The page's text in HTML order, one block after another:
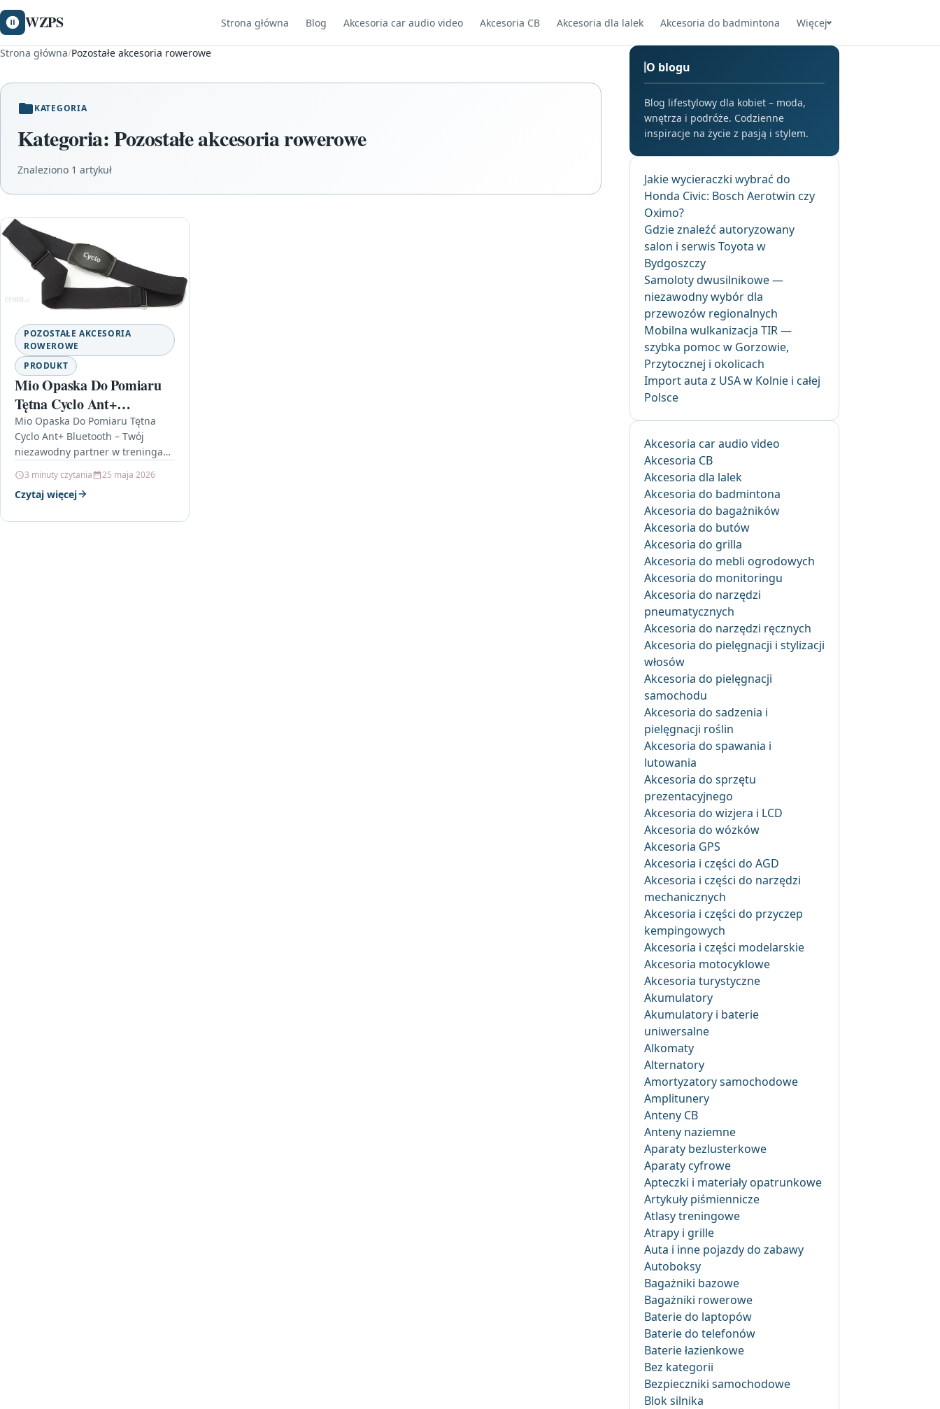
WZPS Strona główna Blog Akcesoria car audio video Akcesoria CB Akcesoria dla lalek Akcesoria do badmintona Więcej
Strona główna/Pozostałe akcesoria rowerowe
KATEGORIA
Kategoria:Pozostałe akcesoria rowerowe
Znaleziono 1 artykuł
POZOSTAŁE AKCESORIA
ROWEROWE
PRODUKT
Mio Opaska Do Pomiaru
Tętna Cyclo Ant+
Bluetooth
Mio Opaska Do Pomiaru Tętna
Cyclo Ant+ Bluetooth – Twój
niezawodny partner w treningach
skuteczniejsze monitorowanie
swoich postępów w treningach,…
3 minuty czytania 25 maja 2026
Czytaj więcej
O blogu
Blog lifestylowy dla kobiet – moda,
wnętrza i podróże. Codzienne
inspiracje na życie z pasją i stylem.
Jakie wycieraczki wybrać do
Honda Civic: Bosch Aerotwin czy
Oximo?
Gdzie znaleźć autoryzowany
salon i serwis Toyota w
Bydgoszczy
Samoloty dwusilnikowe —
niezawodny wybór dla
przewozów regionalnych
Mobilna wulkanizacja TIR —
szybka pomoc w Gorzowie,
Przytocznej i okolicach
Import auta z USA w Kolnie i całej
Polsce
Akcesoria car audio video
Akcesoria CB
Akcesoria dla lalek
Akcesoria do badmintona
Akcesoria do bagażników
Akcesoria do butów
Akcesoria do grilla
Akcesoria do mebli ogrodowych
Akcesoria do monitoringu
Akcesoria do narzędzi
pneumatycznych
Akcesoria do narzędzi ręcznych
Akcesoria do pielęgnacji i stylizacji
włosów
Akcesoria do pielęgnacji
samochodu
Akcesoria do sadzenia i
pielęgnacji roślin
Akcesoria do spawania i
lutowania
Akcesoria do sprzętu
prezentacyjnego
Akcesoria do wizjera i LCD
Akcesoria do wózków
Akcesoria GPS
Akcesoria i części do AGD
Akcesoria i części do narzędzi
mechanicznych
Akcesoria i części do przyczep
kempingowych
Akcesoria i części modelarskie
Akcesoria motocyklowe
Akcesoria turystyczne
Akumulatory
Akumulatory i baterie
uniwersalne
Alkomaty
Alternatory
Amortyzatory samochodowe
Amplitunery
Anteny CB
Anteny naziemne
Aparaty bezlusterkowe
Aparaty cyfrowe
Apteczki i materiały opatrunkowe
Artykuły piśmiennicze
Atlasy treningowe
Atrapy i grille
Auta i inne pojazdy do zabawy
Autoboksy
Bagażniki bazowe
Bagażniki rowerowe
Baterie do laptopów
Baterie do telefonów
Baterie łazienkowe
Bez kategorii
Bezpieczniki samochodowe
Blok silnika